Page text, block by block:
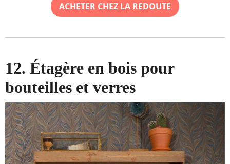
ACHETER CHEZ LA REDOUTE
12. Étagère en bois pour
bouteilles et verres